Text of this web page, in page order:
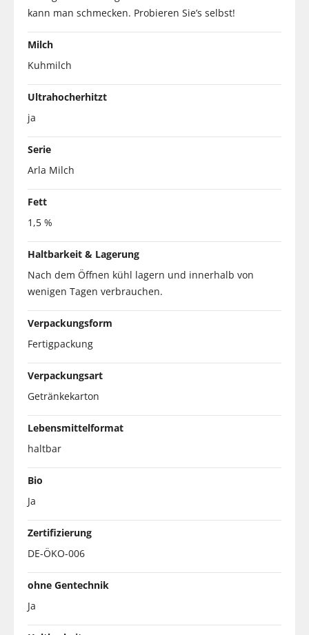
kann man schmecken. Probieren Sie’s selbst!
Milch
Kuhmilch
Ultrahocherhitzt
ja
Serie
Arla Milch
Fett
1,5 %
Haltbarkeit & Lagerung
Nach dem Öffnen kühl lagern und innerhalb von
wenigen Tagen verbrauchen.
Verpackungsform
Fertigpackung
Verpackungsart
Getränkekarton
Lebensmittelformat
haltbar
Bio
Ja
Zertifizierung
DE-ÖKO-006
ohne Gentechnik
Ja